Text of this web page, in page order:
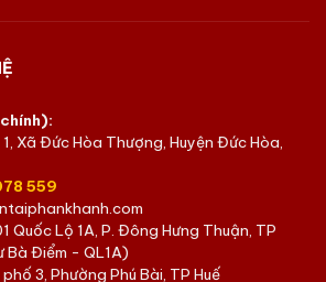
Xã Đức Hòa Thượng, Huyện Đức Hòa,
559
Quốc Lộ 1A, P. Đông Hưng Thuận, TP
Bà Điểm - QL1A)
3, Phường Phú Bài, TP Huế